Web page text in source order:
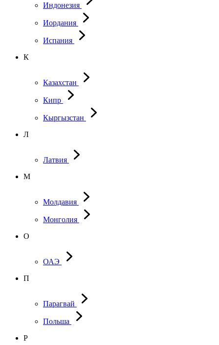
Индонезия
Иордания
Испания
К
Казахстан
Кипр
Кыргызстан
Л
Латвия
М
Молдавия
Монголия
О
ОАЭ
П
Парагвай
Польша
Р